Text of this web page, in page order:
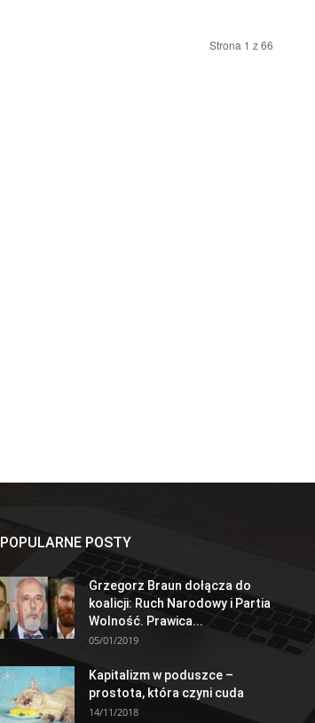
Strona 1 z 66
POPULARNE POSTY
Grzegorz Braun dołącza do
koalicji: Ruch Narodowy i Partia
Wolność. Prawica...
05/01/2019
Kapitalizm w poduszce –
prostota, która czyni cuda
14/11/2018